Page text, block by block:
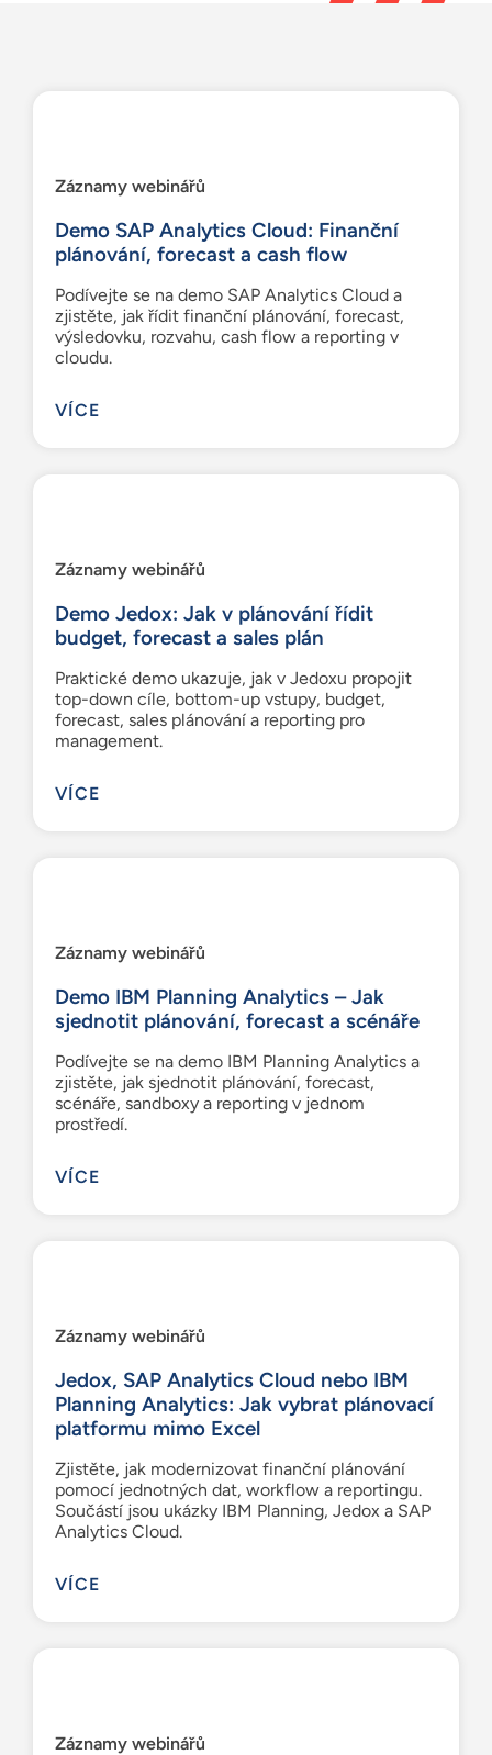
Záznamy webinářů
Demo SAP Analytics Cloud: Finanční
plánování, forecast a cash flow
Podívejte se na demo SAP Analytics Cloud a
zjistěte, jak řídit finanční plánování, forecast,
výsledovku, rozvahu, cash flow a reporting v
cloudu.
VÍCE
Záznamy webinářů
Demo Jedox: Jak v plánování řídit
budget, forecast a sales plán
Praktické demo ukazuje, jak v Jedoxu propojit
top-down cíle, bottom-up vstupy, budget,
forecast, sales plánování a reporting pro
management.
VÍCE
Záznamy webinářů
Demo IBM Planning Analytics – Jak
sjednotit plánování, forecast a scénáře
Podívejte se na demo IBM Planning Analytics a
zjistěte, jak sjednotit plánování, forecast,
scénáře, sandboxy a reporting v jednom
prostředí.
VÍCE
Záznamy webinářů
Jedox, SAP Analytics Cloud nebo IBM
Planning Analytics: Jak vybrat plánovací
platformu mimo Excel
Zjistěte, jak modernizovat finanční plánování
pomocí jednotných dat, workflow a reportingu.
Součástí jsou ukázky IBM Planning, Jedox a SAP
Analytics Cloud.
VÍCE
Záznamy webinářů